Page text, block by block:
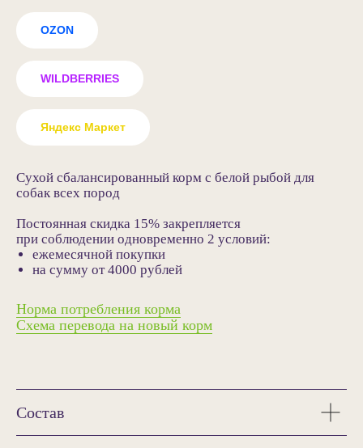
OZON
WILDBERRIES
Яндекс Маркет
Сухой сбалансированный корм с белой рыбой для
собак всех пород
Постоянная скидка 15% закрепляется
при соблюдении одновременно 2 условий:
ежемесячной покупки
на сумму от 4000 рублей
Норма потребления корма
Схема перевода на новый корм
Состав